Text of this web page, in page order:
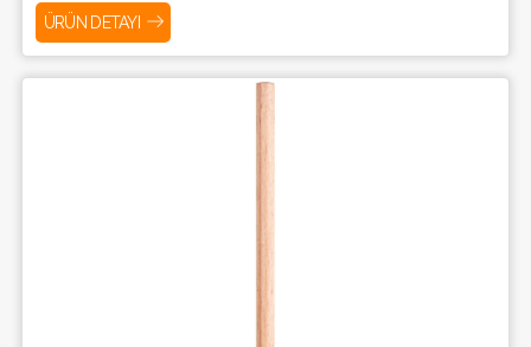
ÜRÜN DETAYI